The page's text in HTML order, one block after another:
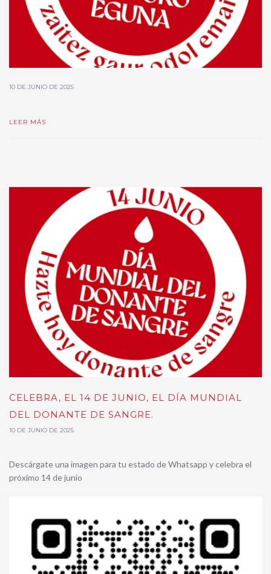
10 DE JUNIO DE 2025
LEER MÁS
CELEBRA, EL 14 DE JUNIO, EL DÍA MUNDIAL
DEL DONANTE DE SANGRE.
10 DE JUNIO DE 2025
Descárgate una imagen para tu estado de Whatsapp y celebra el
próximo 14 de junio